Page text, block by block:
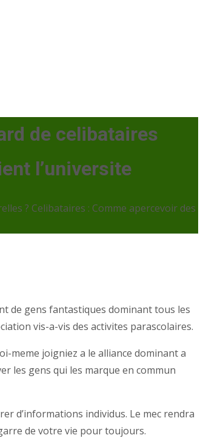
de celibataires
l’universite
? Celibataires : Comme apercevoir des
de gens fantastiques dominant tous les
vis-a-vis des activites parascolaires.
meme joigniez a le alliance dominant a
les gens qui les marque en commun
d’informations individus. Le mec rendra
de votre vie pour toujours.